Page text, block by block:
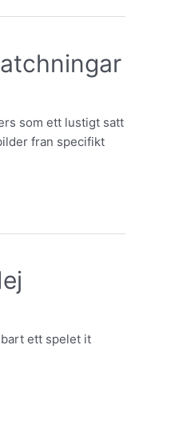
som ett lustigt satt
fran specifikt
ett spelet it